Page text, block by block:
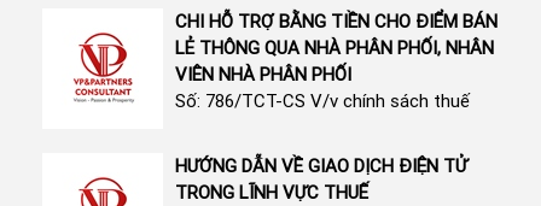
CHI HỖ TRỢ BẰNG TIỀN CHO ĐIỂM BÁN
LẺ THÔNG QUA NHÀ PHÂN PHỐI, NHÂN
VIÊN NHÀ PHÂN PHỐI
Số: 786/TCT-CS V/v chính sách thuế
HƯỚNG DẪN VỀ GIAO DỊCH ĐIỆN TỬ
TRONG LĨNH VỰC THUẾ